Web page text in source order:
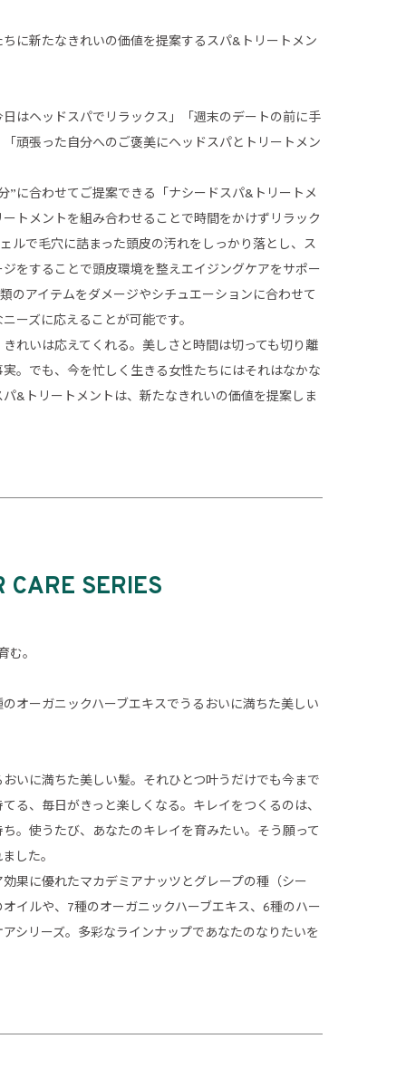
に新たなきれいの価値を提案するスパ&トリートメン
日はヘッドスパでリラックス」「週末のデートの前に手
頑張った自分へのご褒美にヘッドスパとトリートメン
”に合わせてご提案できる「ナシードスパ&トリートメ
トメントを組み合わせることで時間をかけずリラック
ルで毛穴に詰まった頭皮の汚れをしっかり落とし、ス
をすることで頭皮環境を整えエイジングケアをサポー
のアイテムをダメージやシチュエーションに合わせて
ーズに応えることが可能です。
れいは応えてくれる。美しさと時間は切っても切り離
。でも、今を忙しく生きる女性たちにはそれはなかな
&トリートメントは、新たなきれいの価値を提案しま
CARE SERIES
む。
オーガニックハーブエキスでうるおいに満ちた美しい
いに満ちた美しい髪。それひとつ叶うだけでも今まで
る、毎日がきっと楽しくなる。キレイをつくるのは、
。使うたび、あなたのキレイを育みたい。そう願って
した。
果に優れたマカデミアナッツとグレープの種（シー
イルや、7種のオーガニックハーブエキス、6種のハー
シリーズ。多彩なラインナップであなたのなりたいを